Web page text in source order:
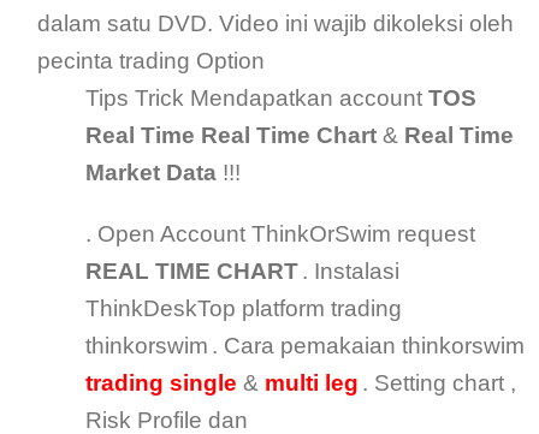
dalam satu DVD. Video ini wajib dikoleksi oleh
pecinta trading Option
Tips Trick Mendapatkan accountTOS
Real Time Real Time Chart & Real Time
Market Data !!!
. Open Account ThinkOrSwim request
REAL TIME CHART. Instalasi
ThinkDeskTop platform trading
thinkorswim . Cara pemakaian thinkorswim
trading single & multi leg . Setting chart ,
Risk Profile dan